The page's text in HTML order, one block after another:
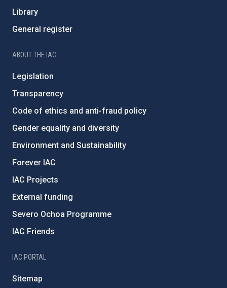
Library
General register
ABOUT THE IAC
Legislation
Transparency
Code of ethics and anti-fraud policy
Gender equality and diversity
Environment and Sustainability
Forever IAC
IAC Projects
External funding
Severo Ochoa Programme
IAC Friends
IAC PORTAL
Sitemap